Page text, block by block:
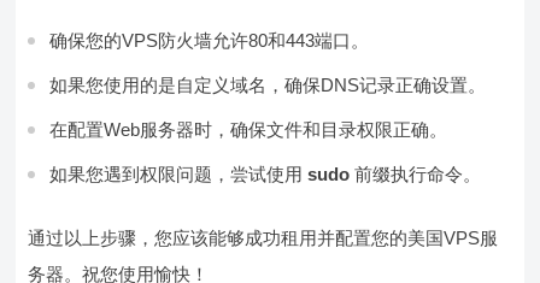
确保您的VPS防火墙允许80和443端口。
如果您使用的是自定义域名，确保DNS记录正确设置。
在配置Web服务器时，确保文件和目录权限正确。
如果您遇到权限问题，尝试使用sudo 前缀执行命令。
通过以上步骤，您应该能够成功租用并配置您的美国VPS服
务器。祝您使用愉快！